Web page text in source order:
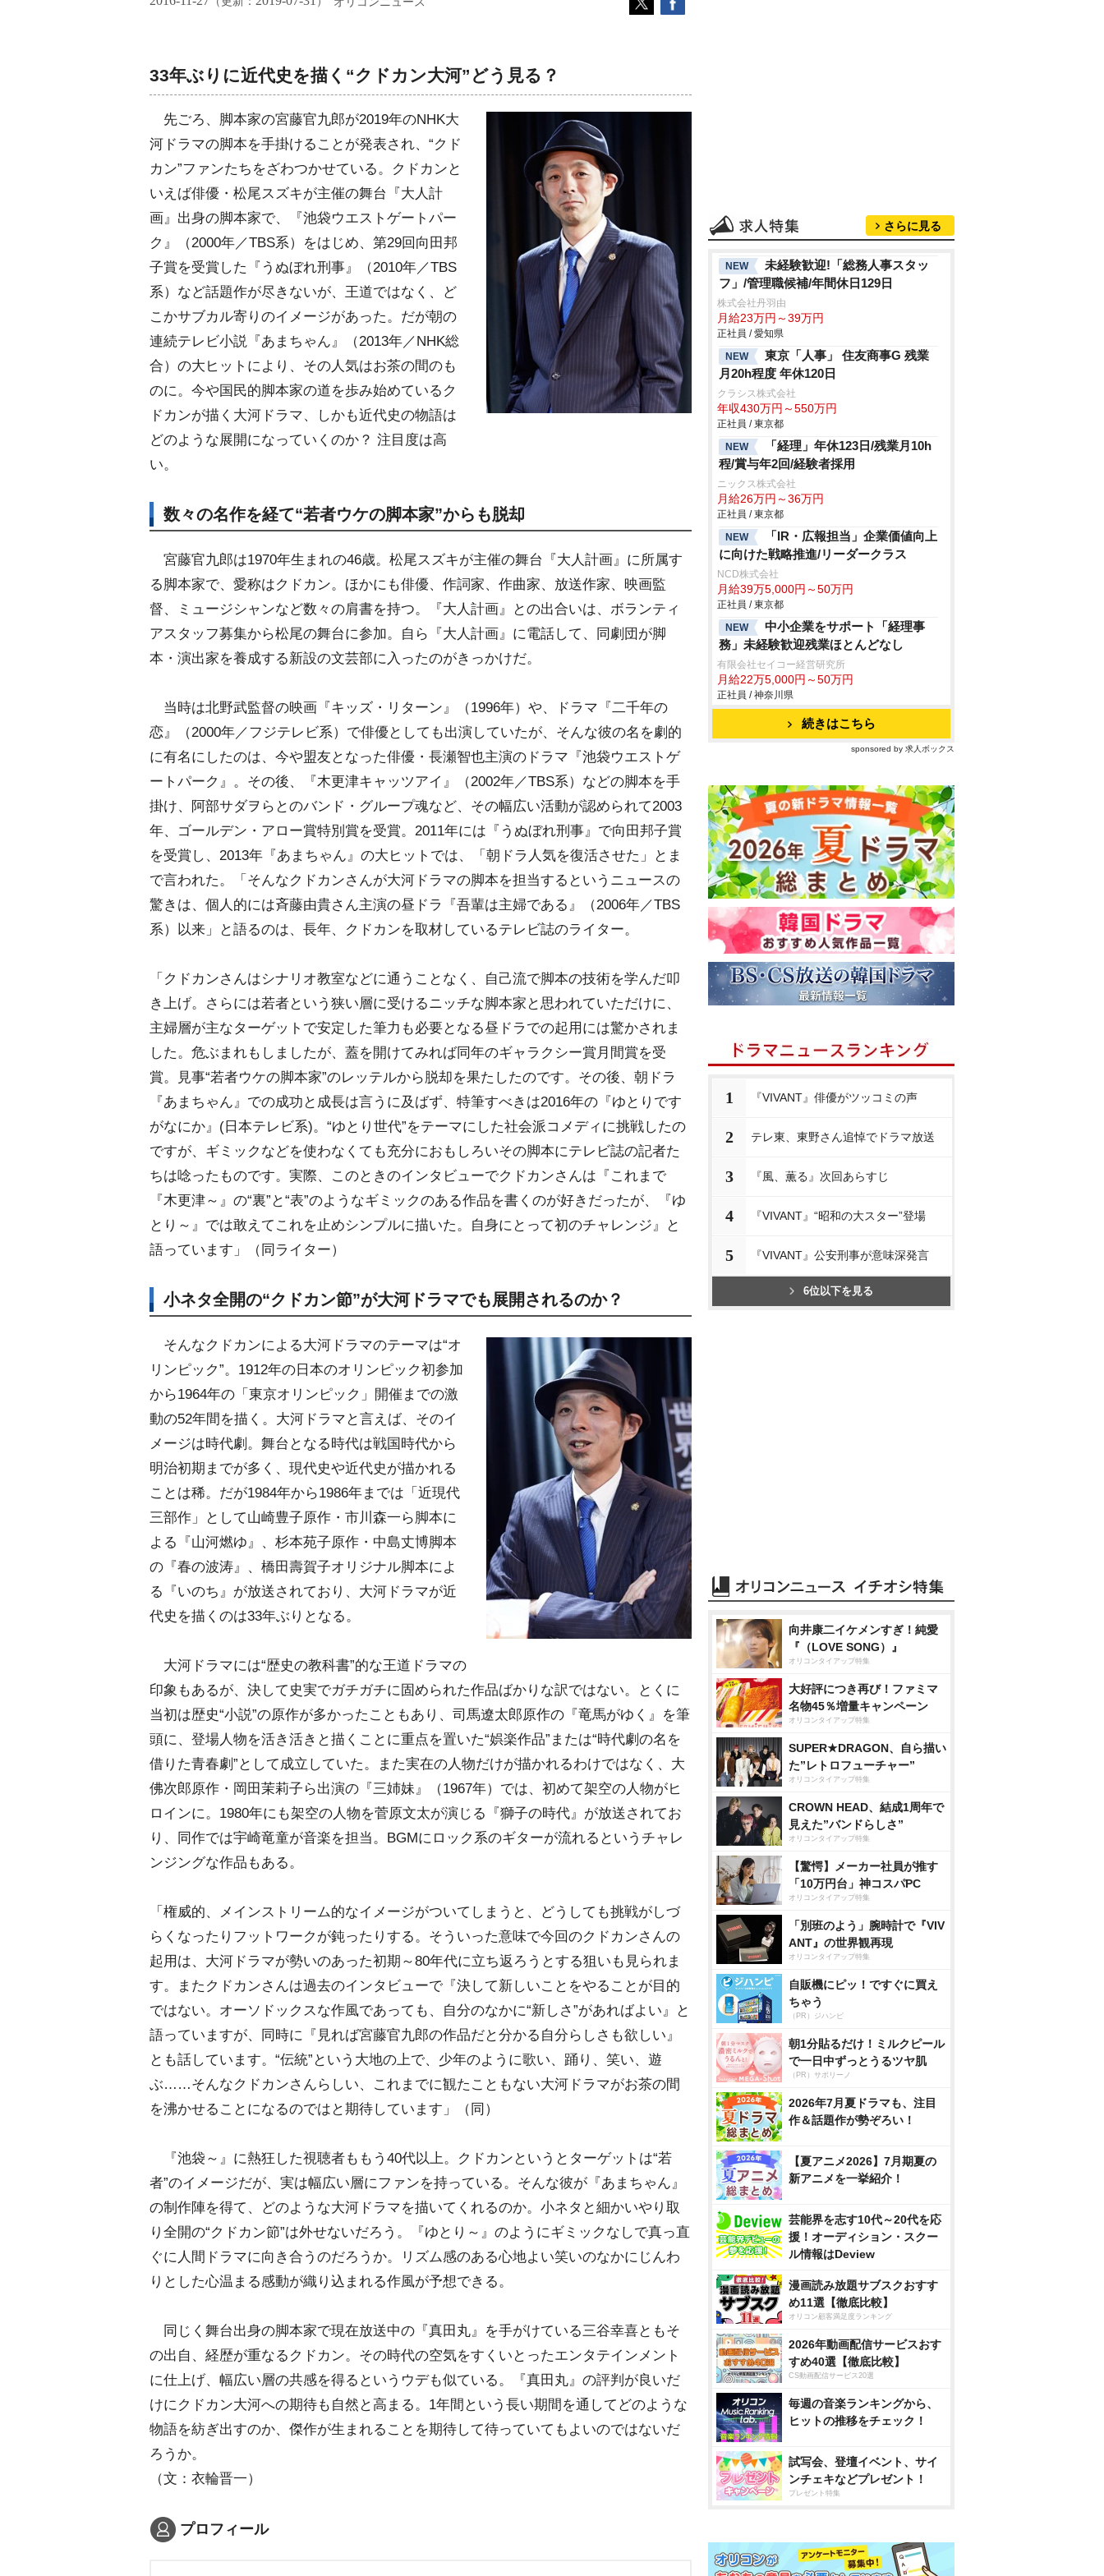
33年ぶりに近代史を描く“クドカン大河”どう見る？
先ごろ、脚本家の宮藤官九郎が2019年のNHK大
河ドラマの脚本を手掛けることが発表され、“クド
カン”ファンたちをざわつかせている。クドカンと
いえば俳優・松尾スズキが主催の舞台『大人計
画』出身の脚本家で、『池袋ウエストゲートパー
ク』（2000年／TBS系）をはじめ、第29回向田邦
子賞を受賞した『うぬぼれ刑事』（2010年／TBS
系）など話題作が尽きないが、王道ではなく、ど
こかサブカル寄りのイメージがあった。だが朝の
連続テレビ小説『あまちゃん』（2013年／NHK総
合）の大ヒットにより、その人気はお茶の間のも
のに。今や国民的脚本家の道を歩み始めているク
ドカンが描く大河ドラマ、しかも近代史の物語は
どのような展開になっていくのか？ 注目度は高
い。
数々の名作を経て“若者ウケの脚本家”からも脱却
宮藤官九郎は1970年生まれの46歳。松尾スズキが主催の舞台『大人計画』に所属す
る脚本家で、愛称はクドカン。ほかにも俳優、作詞家、作曲家、放送作家、映画監
督、ミュージシャンなど数々の肩書を持つ。『大人計画』との出合いは、ボランティ
アスタッフ募集から松尾の舞台に参加。自ら『大人計画』に電話して、同劇団が脚
本・演出家を養成する新設の文芸部に入ったのがきっかけだ。
当時は北野武監督の映画『キッズ・リターン』（1996年）や、ドラマ『二千年の
恋』（2000年／フジテレビ系）で俳優としても出演していたが、そんな彼の名を劇的
に有名にしたのは、今や盟友となった俳優・長瀬智也主演のドラマ『池袋ウエストゲ
ートパーク』。その後、『木更津キャッツアイ』（2002年／TBS系）などの脚本を手
掛け、阿部サダヲらとのバンド・グループ魂など、その幅広い活動が認められて2003
年、ゴールデン・アロー賞特別賞を受賞。2011年には『うぬぼれ刑事』で向田邦子賞
を受賞し、2013年『あまちゃん』の大ヒットでは、「朝ドラ人気を復活させた」とま
で言われた。「そんなクドカンさんが大河ドラマの脚本を担当するというニュースの
驚きは、個人的には斉藤由貴さん主演の昼ドラ『吾輩は主婦である』（2006年／TBS
系）以来」と語るのは、長年、クドカンを取材しているテレビ誌のライター。
「クドカンさんはシナリオ教室などに通うことなく、自己流で脚本の技術を学んだ叩
き上げ。さらには若者という狭い層に受けるニッチな脚本家と思われていただけに、
主婦層が主なターゲットで安定した筆力も必要となる昼ドラでの起用には驚かされま
した。危ぶまれもしましたが、蓋を開けてみれば同年のギャラクシー賞月間賞を受
賞。見事“若者ウケの脚本家”のレッテルから脱却を果たしたのです。その後、朝ドラ
『あまちゃん』での成功と成長は言うに及ばず、特筆すべきは2016年の『ゆとりです
がなにか』(日本テレビ系)。“ゆとり世代”をテーマにした社会派コメディに挑戦したの
ですが、ギミックなどを使わなくても充分におもしろいその脚本にテレビ誌の記者た
ちは唸ったものです。実際、このときのインタビューでクドカンさんは『これまで
『木更津～』の“裏”と“表”のようなギミックのある作品を書くのが好きだったが、『ゆ
とり～』では敢えてこれを止めシンプルに描いた。自身にとって初のチャレンジ』と
語っています」（同ライター）
小ネタ全開の“クドカン節”が大河ドラマでも展開されるのか？
そんなクドカンによる大河ドラマのテーマは“オ
リンピック”。1912年の日本のオリンピック初参加
から1964年の「東京オリンピック」開催までの激
動の52年間を描く。大河ドラマと言えば、そのイ
メージは時代劇。舞台となる時代は戦国時代から
明治初期までが多く、現代史や近代史が描かれる
ことは稀。だが1984年から1986年までは「近現代
三部作」として山崎豊子原作・市川森一ら脚本に
よる『山河燃ゆ』、杉本苑子原作・中島丈博脚本
の『春の波涛』、橋田壽賀子オリジナル脚本によ
る『いのち』が放送されており、大河ドラマが近
代史を描くのは33年ぶりとなる。
大河ドラマには“歴史の教科書”的な王道ドラマの
印象もあるが、決して史実でガチガチに固められた作品ばかりな訳ではない。とくに
当初は歴史“小説”の原作が多かったこともあり、司馬遼太郎原作の『竜馬がゆく』を筆
頭に、登場人物を活き活きと描くことに重点を置いた“娯楽作品”または“時代劇の名を
借りた青春劇”として成立していた。また実在の人物だけが描かれるわけではなく、大
佛次郎原作・岡田茉莉子ら出演の『三姉妹』（1967年）では、初めて架空の人物がヒ
ロインに。1980年にも架空の人物を菅原文太が演じる『獅子の時代』が放送されてお
り、同作では宇崎竜童が音楽を担当。BGMにロック系のギターが流れるというチャレ
ンジングな作品もある。
「権威的、メインストリーム的なイメージがついてしまうと、どうしても挑戦がしづ
らくなったりフットワークが鈍ったりする。そういった意味で今回のクドカンさんの
起用は、大河ドラマが勢いのあった初期～80年代に立ち返ろうとする狙いも見られま
す。またクドカンさんは過去のインタビューで『決して新しいことをやることが目的
ではない。オーソドックスな作風であっても、自分のなかに“新しさ”があればよい』と
語っていますが、同時に『見れば宮藤官九郎の作品だと分かる自分らしさも欲しい』
とも話しています。“伝統”という大地の上で、少年のように歌い、踊り、笑い、遊
ぶ……そんなクドカンさんらしい、これまでに観たこともない大河ドラマがお茶の間
を沸かせることになるのではと期待しています」（同）
『池袋～』に熱狂した視聴者ももう40代以上。クドカンというとターゲットは“若
者”のイメージだが、実は幅広い層にファンを持っている。そんな彼が『あまちゃん』
の制作陣を得て、どのような大河ドラマを描いてくれるのか。小ネタと細かいやり取
り全開の“クドカン節”は外せないだろう。『ゆとり～』のようにギミックなしで真っ直
ぐに人間ドラマに向き合うのだろうか。リズム感のある心地よい笑いのなかにじんわ
りとした心温まる感動が織り込まれる作風が予想できる。
同じく舞台出身の脚本家で現在放送中の『真田丸』を手がけている三谷幸喜ともそ
の出自、経歴が重なるクドカン。その時代の空気をすくいとったエンタテインメント
に仕上げ、幅広い層の共感を得るというウデも似ている。『真田丸』の評判が良いだ
けにクドカン大河への期待も自然と高まる。1年間という長い期間を通してどのような
物語を紡ぎ出すのか、傑作が生まれることを期待して待っていてもよいのではないだ
ろうか。
（文：衣輪晋一）
プロフィール
さらに見る
NEW
未経験歓迎!「総務人事スタッ
フ」/管理職候補/年間休日129日
株式会社丹羽由
月給23万円～39万円
正社員 / 愛知県
NEW
東京「人事」 住友商事G 残業
月20h程度 年休120日
クラシス株式会社
年収430万円～550万円
正社員 / 東京都
NEW
「経理」年休123日/残業月10h
程/賞与年2回/経験者採用
ニックス株式会社
月給26万円～36万円
正社員 / 東京都
NEW
「IR・広報担当」企業価値向上
に向けた戦略推進/リーダークラス
NCD株式会社
月給39万5,000円～50万円
正社員 / 東京都
NEW
中小企業をサポート「経理事
務」未経験歓迎残業ほとんどなし
有限会社セイコー経営研究所
月給22万5,000円～50万円
正社員 / 神奈川県
続きはこちら
sponsored by 求人ボックス
1 『VIVANT』俳優がツッコミの声
2 テレ東、東野さん追悼でドラマ放送
3 『風、薫る』次回あらすじ
4 『VIVANT』“昭和の大スター”登場
5 『VIVANT』公安刑事が意味深発言
6位以下を見る
向井康二イケメンすぎ！純愛
『（LOVE SONG）』
オリコンタイアップ特集
大好評につき再び！ファミマ
名物45％増量キャンペーン
オリコンタイアップ特集
SUPER★DRAGON、自ら描い
た”レトロフューチャー”
オリコンタイアップ特集
CROWN HEAD、結成1周年で
見えた”バンドらしさ”
オリコンタイアップ特集
【驚愕】メーカー社員が推す
「10万円台」神コスパPC
オリコンタイアップ特集
「別班のよう」腕時計で『VIV
ANT』の世界観再現
オリコンタイアップ特集
自販機にピッ！ですぐに買え
ちゃう
（PR）ジハンピ
朝1分貼るだけ！ミルクピール
で一日中ずっとうるツヤ肌
（PR）サボリーノ
2026年7月夏ドラマも、注目
作＆話題作が勢ぞろい！
【夏アニメ2026】7月期夏の
新アニメを一挙紹介！
芸能界を志す10代～20代を応
援！オーディション・スクー
ル情報はDeview
漫画読み放題サブスクおすす
め11選【徹底比較】
オリコン顧客満足度ランキング
2026年動画配信サービスおす
すめ40選【徹底比較】
CS動画配信サービス20選
毎週の音楽ランキングから、
ヒットの推移をチェック！
試写会、登壇イベント、サイ
ンチェキなどプレゼント！
プレゼント特集